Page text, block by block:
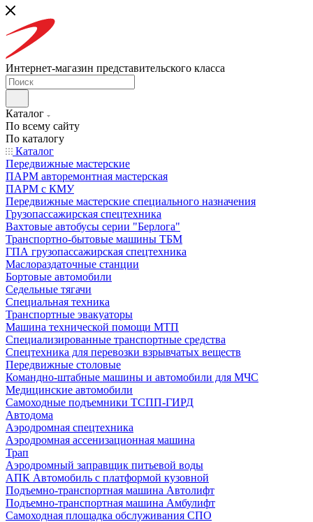
Интернет-магазин представительского класса
Каталог
По всему сайту
По каталогу
Каталог
Передвижные мастерские
ПАРМ авторемонтная мастерская
ПАРМ с КМУ
Передвижные мастерские специального назначения
Грузопассажирская спецтехника
Вахтовые автобусы серии "Берлога"
Транспортно-бытовые машины ТБМ
ГПА грузопассажирская спецтехника
Маслораздаточные станции
Бортовые автомобили
Седельные тягачи
Специальная техника
Транспортные эвакуаторы
Машина технической помощи МТП
Специализированные транспортные средства
Спецтехника для перевозки взрывчатых веществ
Передвижные столовые
Командно-штабные машины и автомобили для МЧС
Медицинские автомобили
Самоходные подъемники ТСПП-ГИРД
Автодома
Аэродромная спецтехника
Аэродромная ассенизационная машина
Трап
Аэродромный заправщик питьевой воды
АПК Автомобиль с платформой кузовной
Подъемно-транспортная машина Автолифт
Подъемно-транспортная машина Амбулифт
Самоходная площадка обслуживания СПО